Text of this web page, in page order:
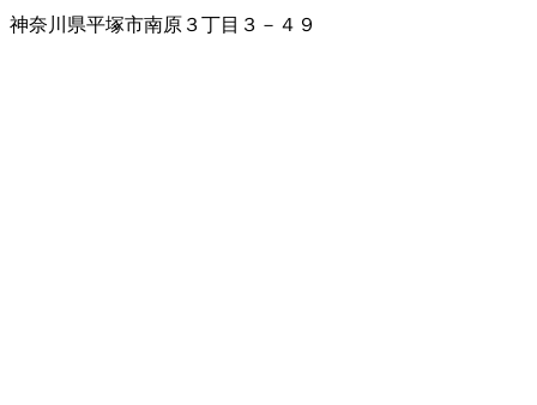
神奈川県平塚市南原３丁目３－４９